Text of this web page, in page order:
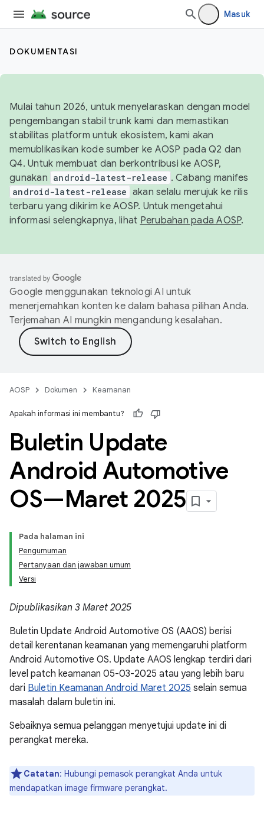
Masuk
DOKUMENTASI
Mulai tahun 2026, untuk menyelaraskan dengan model
pengembangan stabil trunk kami dan memastikan
stabilitas platform untuk ekosistem, kami akan
memublikasikan kode sumber ke AOSP pada Q2 dan
Q4. Untuk membuat dan berkontribusi ke AOSP,
gunakan android-latest-release . Cabang manifes
android-latest-release akan selalu merujuk ke rilis
terbaru yang dikirim ke AOSP. Untuk mengetahui
informasi selengkapnya, lihat Perubahan pada AOSP.
Google menggunakan teknologi AI untuk
menerjemahkan konten ke dalam bahasa pilihan Anda.
Terjemahan AI mungkin mengandung kesalahan.
AOSP Dokumen Keamanan
Apakah informasi ini membantu?
Buletin Update
Android Automotive
OS—Maret 2025
Pada halaman ini
Pengumuman
Pertanyaan dan jawaban umum
Versi
Dipublikasikan 3 Maret 2025
Buletin Update Android Automotive OS (AAOS) berisi
detail kerentanan keamanan yang memengaruhi platform
Android Automotive OS. Update AAOS lengkap terdiri dari
level patch keamanan 05-03-2025 atau yang lebih baru
dari Buletin Keamanan Android Maret 2025 selain semua
masalah dalam buletin ini.
Sebaiknya semua pelanggan menyetujui update ini di
perangkat mereka.
Catatan: Hubungi pemasok perangkat Anda untuk
mendapatkan image firmware perangkat.